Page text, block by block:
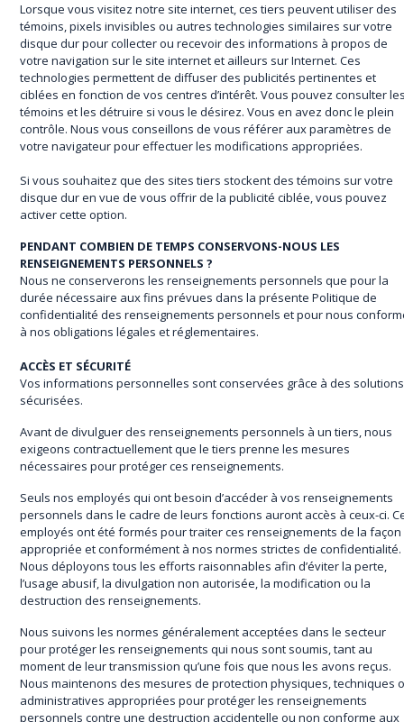
Lorsque vous visitez notre site internet, ces tiers peuvent utiliser des
témoins, pixels invisibles ou autres technologies similaires sur votre
disque dur pour collecter ou recevoir des informations à propos de
votre navigation sur le site internet et ailleurs sur Internet. Ces
technologies permettent de diffuser des publicités pertinentes et
ciblées en fonction de vos centres d’intérêt. Vous pouvez consulter
témoins et les détruire si vous le désirez. Vous en avez donc le plein
contrôle. Nous vous conseillons de vous référer aux paramètres de
votre navigateur pour effectuer les modifications appropriées.
Si vous souhaitez que des sites tiers stockent des témoins sur votre
disque dur en vue de vous offrir de la publicité ciblée, vous pouvez
activer cette option.
PENDANT COMBIEN DE TEMPS CONSERVONS-NOUS LES
RENSEIGNEMENTS PERSONNELS ?
Nous ne conserverons les renseignements personnels que pour la
durée nécessaire aux fins prévues dans la présente Politique de
confidentialité des renseignements personnels et pour nous
à nos obligations légales et réglementaires.
ACCÈS ET SÉCURITÉ
Vos informations personnelles sont conservées grâce à des solutions
sécurisées.
Avant de divulguer des renseignements personnels à un tiers, nous
exigeons contractuellement que le tiers prenne les mesures
nécessaires pour protéger ces renseignements.
Seuls nos employés qui ont besoin d’accéder à vos renseignements
personnels dans le cadre de leurs fonctions auront accès à ceux-ci.
employés ont été formés pour traiter ces renseignements de la façon
appropriée et conformément à nos normes strictes de confidentialité.
Nous déployons tous les efforts raisonnables afin d’éviter la perte,
l’usage abusif, la divulgation non autorisée, la modification ou la
destruction des renseignements.
Nous suivons les normes généralement acceptées dans le secteur
pour protéger les renseignements qui nous sont soumis, tant au
moment de leur transmission qu’une fois que nous les avons reçus.
Nous maintenons des mesures de protection physiques, techniques
administratives appropriées pour protéger les renseignements
personnels contre une destruction accidentelle ou non conforme aux